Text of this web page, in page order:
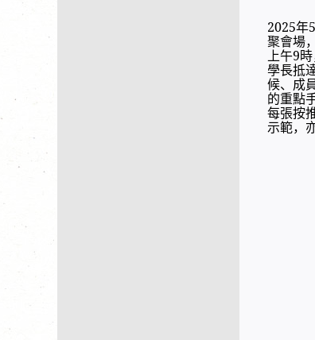
2025年
聚會場
上午9
學長抵
候、成
的重點
每張按
示範，